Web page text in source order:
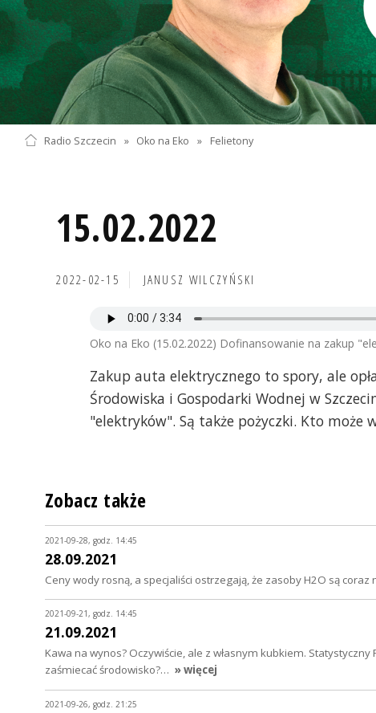
Radio Szczecin » Oko na Eko » Felietony
15.02.2022
2022-02-15 JANUSZ WILCZYŃSKI
Oko na Eko (15.02.2022) Dofinansowanie na zakup
Zakup auta elektrycznego to spory, ale
Środowiska i Gospodarki Wodnej w
"elektryków". Są także pożyczki. Kto może
Zobacz także
2021-09-28, godz. 14:45
28.09.2021
Ceny wody rosną, a specjaliści ostrzegają, że zasoby H2O są
2021-09-21, godz. 14:45
21.09.2021
Kawa na wynos? Oczywiście, ale z własnym kubkiem.
zaśmiecać środowisko?… » więcej
2021-09-26, godz. 21:25